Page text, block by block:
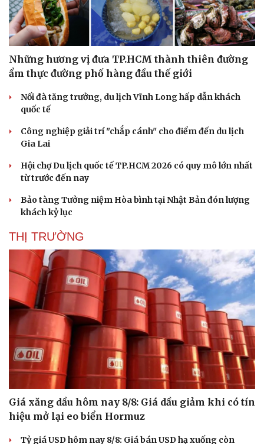
Những hương vị đưa TP.HCM thành thiên đường
ẩm thực đường phố hàng đầu thế giới
Nối đà tăng trưởng, du lịch Vĩnh Long hấp dẫn khách
quốc tế
Công nghiệp giải trí "chắp cánh" cho điểm đến du lịch
Gia Lai
Hội chợ Du lịch quốc tế TP.HCM 2026 có quy mô lớn nhất
từ trước đến nay
Bảo tàng Tưởng niệm Hòa bình tại Nhật Bản đón lượng
khách kỷ lục
THỊ TRƯỜNG
Giá xăng dầu hôm nay 8/8: Giá dầu giảm khi có tín
hiệu mở lại eo biển Hormuz
Tỷ giá USD hôm nay 8/8: Giá bán USD hạ xuống còn